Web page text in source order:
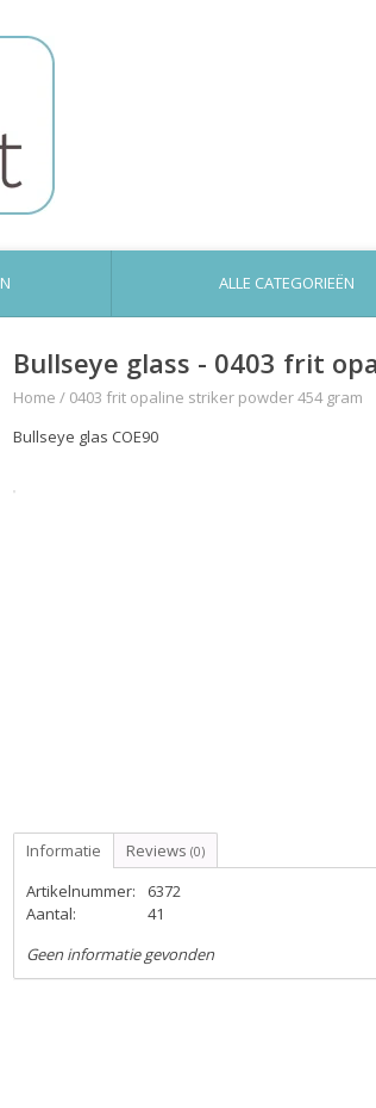
ALLE CATEGORIEËN
Bullseye glass - 0403 frit
Home / 0403 frit opaline striker powder 454 gram
Bullseye glas COE90
Informatie Reviews (0)
Artikelnummer:
6372
Aantal:
41
Geen informatie gevonden